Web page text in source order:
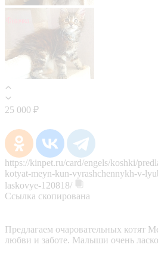
25 000 ₽
https://kinpet.ru/card/engels/koshki/
kotyat-meyn-kun-vyrashchennykh-v-
laskovye-120818/
Ссылка скопирована
Предлагаем очаровательных котят
любви и заботе. Малыши очень